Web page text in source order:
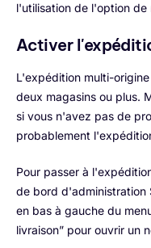
l'utilisation de l'option de
Activer
L'expédition multi-
deux magasins ou plus.
si vous n'avez pas de
probablement
Pour passer à
de bord d'administration
en bas à gauche du
livraison” pour ouvrir un